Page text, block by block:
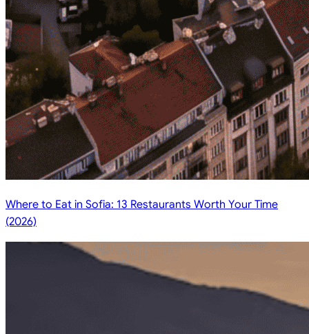
Where to Eat in Sofia: 13 Restaurants Worth Your Time
(2026)